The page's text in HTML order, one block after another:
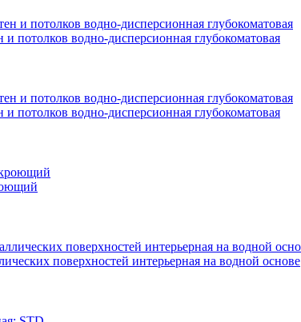
потолков водно-дисперсионная глубокоматовая
потолков водно-дисперсионная глубокоматовая
поверхностей интерьерная на водной основе